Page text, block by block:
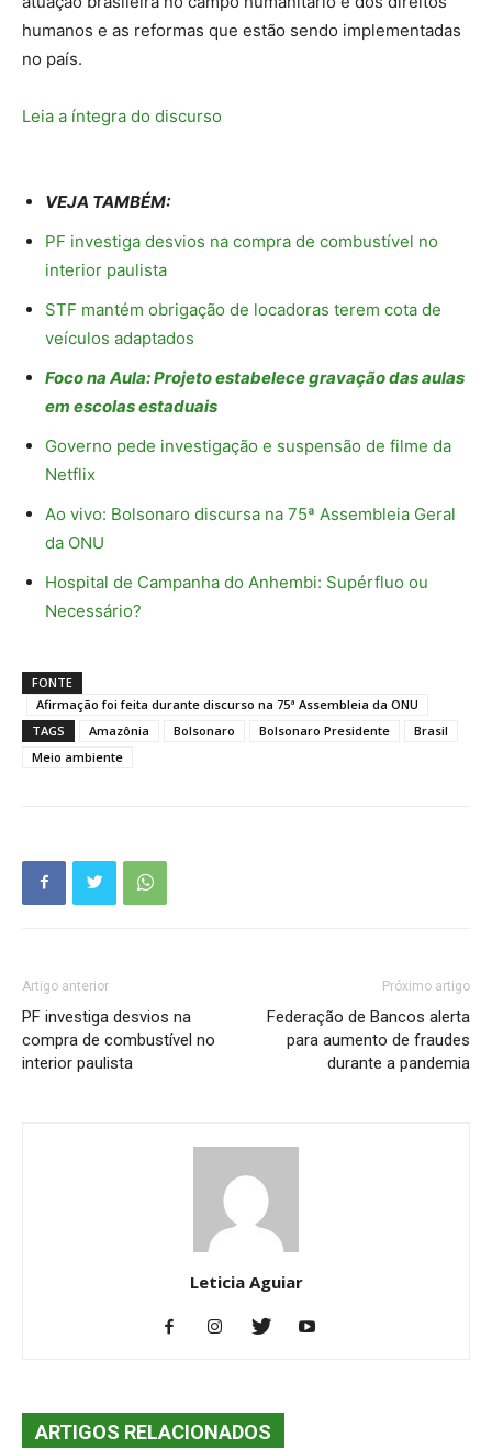
humanos e as reformas que estão sendo implementadas
no país.
Leia a íntegra do discurso
VEJA TAMBÉM:
PF investiga desvios na compra de combustível no
interior paulista
STF mantém obrigação de locadoras terem cota de
veículos adaptados
Foco na Aula: Projeto estabelece gravação das aulas
em escolas estaduais
Governo pede investigação e suspensão de filme da
Netflix
Ao vivo: Bolsonaro discursa na 75ª Assembleia Geral
da ONU
Hospital de Campanha do Anhembi: Supérfluo ou
Necessário?
FONTE
Afirmação foi feita durante discurso na 75ª Assembleia da ONU
TAGS
Amazônia Bolsonaro Bolsonaro Presidente
Brasil
Meio ambiente
Artigo anterior
PF investiga desvios na
compra de combustível no
interior paulista
Próximo artigo
Federação de Bancos alerta
para aumento de fraudes
durante a pandemia
Leticia Aguiar
ARTIGOS RELACIONADOS